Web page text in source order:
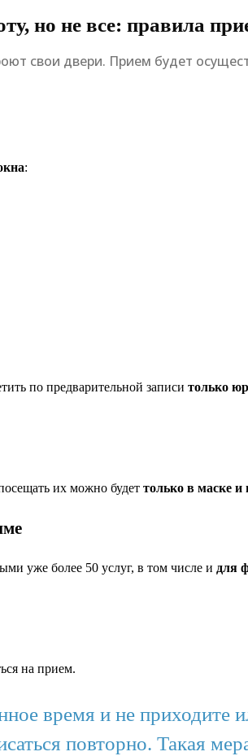
но не все: правила
свои двери. Прием будет
:
по предварительной записи только
их можно будет только в маске и
уже более 50 услуг, в том числе и для
на прием.
время и не приходите
повторно. Такая